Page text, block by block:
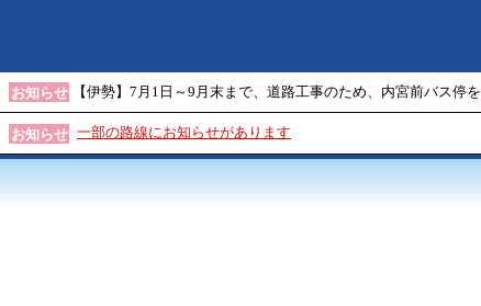
お知らせ 【伊勢】7月1日～9月末まで、道路工事のため、内宮前バス停を
お知らせ 一部の路線にお知らせがあります